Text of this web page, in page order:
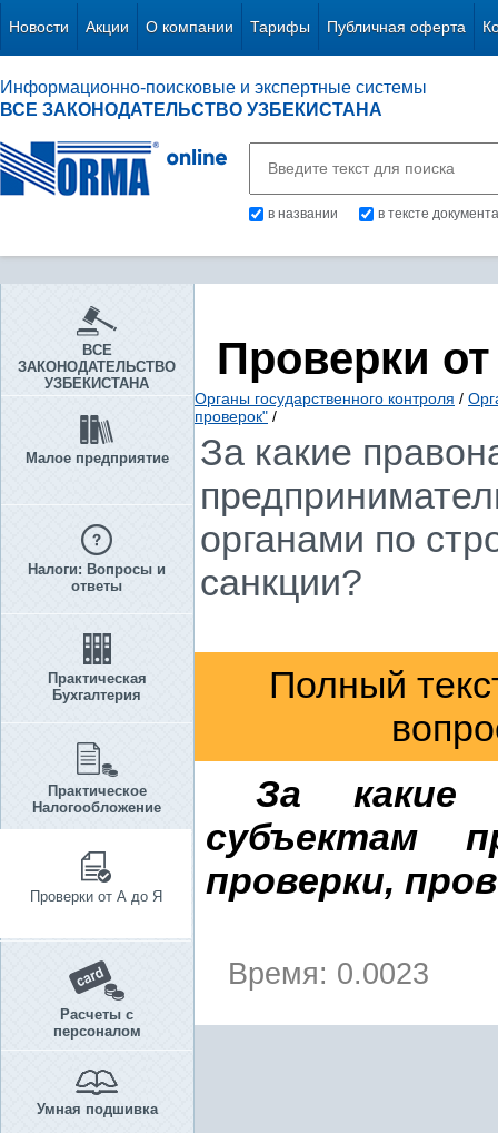
Новости Акции О компании Тарифы Публичная оферта
Информационно-поисковые и экспертные системы
ВСЕ ЗАКОНОДАТЕЛЬСТВО УЗБЕКИСТАНА
в названии в тексте документа
ВСЕ
ЗАКОНОДАТЕЛЬСТВО
УЗБЕКИСТАНА
Малое предприятие
Налоги: Вопросы и
ответы
Практическая
Бухгалтерия
Практическое
Налогообложение
Проверки от А до Я
Расчеты с
персоналом
Умная подшивка
Проверки
Органы государственного контроля /
проверок" /
За какие
органами по
санкции?
Полный
За какие
субъектам
проверки,
Время: 0.0023